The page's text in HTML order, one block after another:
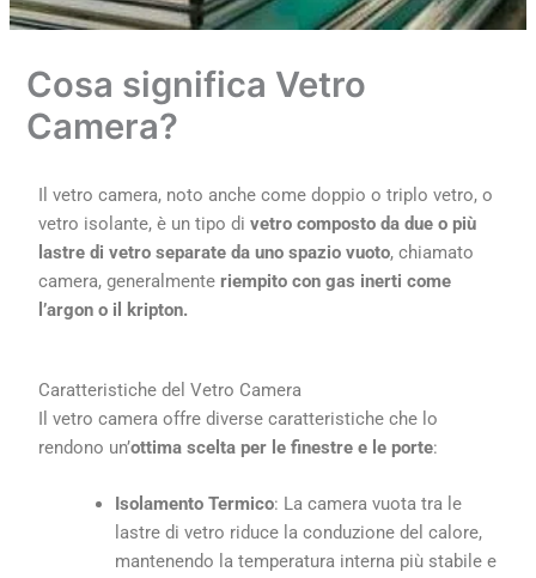
Cosa significa Vetro
Camera?
Il vetro camera, noto anche come doppio o triplo vetro, o
vetro isolante, è un tipo divetro composto da due o più
lastre di vetro separate da uno spazio vuoto, chiamato
camera, generalmenteriempito con gas inerti come
l’argon o il kripton.
Caratteristiche del Vetro Camera
Il vetro camera offre diverse caratteristiche che lo
rendono un’ottima scelta per le finestre e le porte:
Isolamento Termico: La camera vuota tra le
lastre di vetro riduce la conduzione del calore,
mantenendo la temperatura interna più stabile e